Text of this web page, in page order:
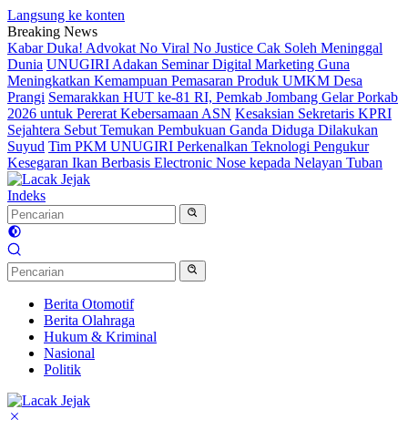
Langsung ke konten
Breaking News
Kabar Duka! Advokat No Viral No Justice Cak Soleh Meninggal
Dunia UNUGIRI Adakan Seminar Digital Marketing Guna
Meningkatkan Kemampuan Pemasaran Produk UMKM Desa
Prangi Semarakkan HUT ke-81 RI, Pemkab Jombang Gelar Porkab
2026 untuk Pererat Kebersamaan ASN Kesaksian Sekretaris KPRI
Sejahtera Sebut Temukan Pembukuan Ganda Diduga Dilakukan
Suyud Tim PKM UNUGIRI Perkenalkan Teknologi Pengukur
Kesegaran Ikan Berbasis Electronic Nose kepada Nelayan Tuban
Indeks
Berita Otomotif
Berita Olahraga
Hukum & Kriminal
Nasional
Politik